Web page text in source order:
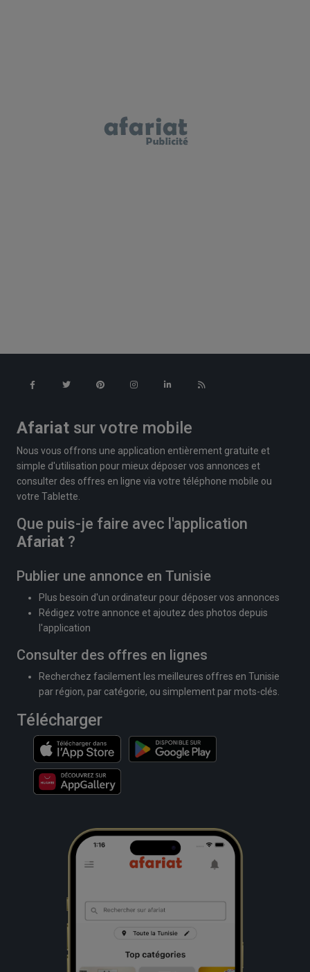
Afariat sur votre mobile
Nous vous offrons une application entièrement gratuite et
simple d'utilisation pour mieux déposer vos annonces et
consulter des offres en ligne via votre téléphone mobile ou
votre Tablette.
Que puis-je faire avec l'application
Afariat ?
Publier une annonce en Tunisie
Plus besoin d'un ordinateur pour déposer vos annonces
Rédigez votre annonce et ajoutez des photos depuis
l'application
Consulter des offres en lignes
Recherchez facilement les meilleures offres en Tunisie
par région, par catégorie, ou simplement par mots-clés.
Télécharger